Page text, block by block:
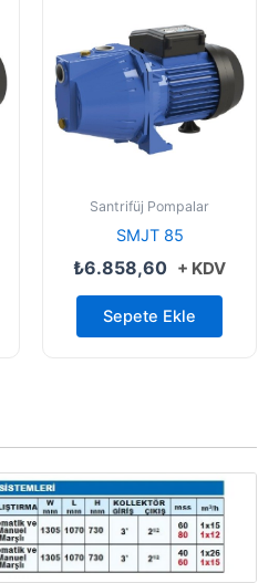
Santrifüj Pompalar
SMJT 85
₺6.858,60 + KDV
Sepete Ekle